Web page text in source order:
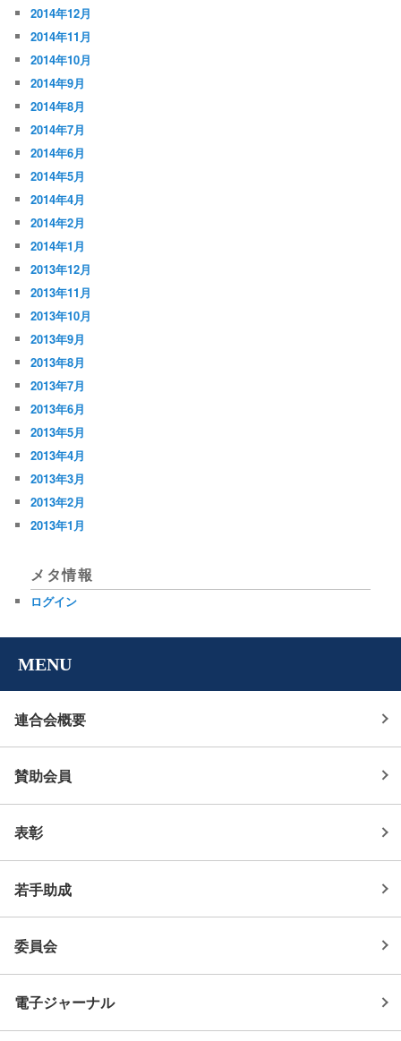
2014年12月
2014年11月
2014年10月
2014年9月
2014年8月
2014年7月
2014年6月
2014年5月
2014年4月
2014年2月
2014年1月
2013年12月
2013年11月
2013年10月
2013年9月
2013年8月
2013年7月
2013年6月
2013年5月
2013年4月
2013年3月
2013年2月
2013年1月
メタ情報
ログイン
MENU
連合会概要
賛助会員
表彰
若手助成
委員会
電子ジャーナル